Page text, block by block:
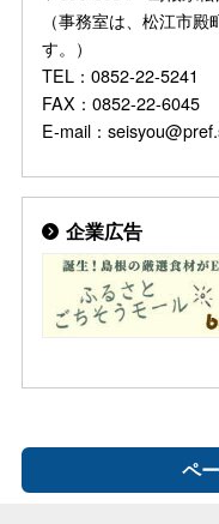
（事務室は、松江市
す。）
TEL：0852-22-5241
FAX：0852-22-6045
E-mail：
企業広告
ペ